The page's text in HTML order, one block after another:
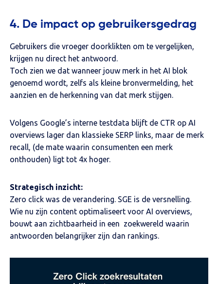
4. De impact op gebruikersgedrag
Gebruikers die vroeger doorklikten om te vergelijken,
krijgen nu direct het antwoord.
Toch zien we dat wanneer jouw merk in het AI blok
genoemd wordt, zelfs als kleine bronvermelding, het
aanzien en de herkenning van dat merk stijgen.
Volgens Google’s interne testdata blijft de CTR op AI
overviews lager dan klassieke SERP links, maar de merk
recall, (de mate waarin consumenten een merk
onthouden) ligt tot 4x hoger.
Strategisch inzicht:
Zero click was de verandering. SGE is de versnelling.
Wie nu zijn content optimaliseert voor AI overviews,
bouwt aan zichtbaarheid in een zoekwereld waarin
antwoorden belangrijker zijn dan rankings.